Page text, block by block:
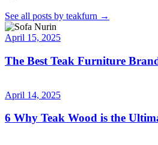
See all posts by teakfurn →
April 15, 2025
The Best Teak Furniture
April 14, 2025
6 Why Teak Wood is the